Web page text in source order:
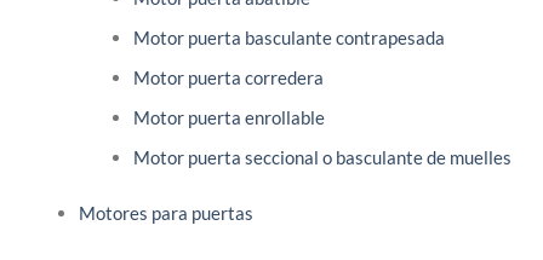
Motor puerta basculante contrapesada
Motor puerta corredera
Motor puerta enrollable
Motor puerta seccional o basculante de muelles
Motores para puertas